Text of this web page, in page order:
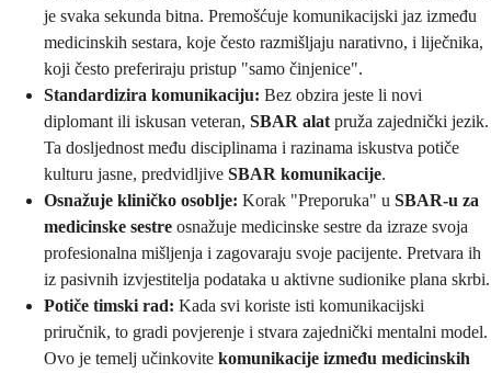
je svaka sekunda bitna. Premošćuje komunikacijski jaz između
medicinskih sestara, koje često razmišljaju narativno, i liječnika,
koji često preferiraju pristup "samo činjenice".
Standardizira komunikaciju: Bez obzira jeste li novi
diplomant ili iskusan veteran, SBAR alat pruža zajednički jezik.
Ta dosljednost među disciplinama i razinama iskustva potiče
kulturu jasne, predvidljive SBAR komunikacije.
Osnažuje kliničko osoblje: Korak "Preporuka" u SBAR-u za
medicinske sestre osnažuje medicinske sestre da izraze svoja
profesionalna mišljenja i zagovaraju svoje pacijente. Pretvara ih
iz pasivnih izvjestitelja podataka u aktivne sudionike plana skrbi.
Potiče timski rad: Kada svi koriste isti komunikacijski
priručnik, to gradi povjerenje i stvara zajednički mentalni model.
Ovo je temelj učinkovite komunikacije između medicinskih